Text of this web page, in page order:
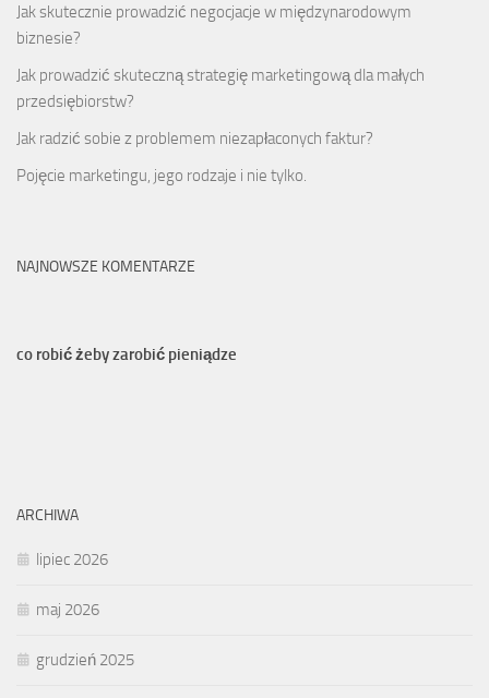
Jak skutecznie prowadzić negocjacje w międzynarodowym
biznesie?
Jak prowadzić skuteczną strategię marketingową dla małych
przedsiębiorstw?
Jak radzić sobie z problemem niezapłaconych faktur?
Pojęcie marketingu, jego rodzaje i nie tylko.
NAJNOWSZE KOMENTARZE
co robić żeby zarobić pieniądze
ARCHIWA
lipiec 2026
maj 2026
grudzień 2025